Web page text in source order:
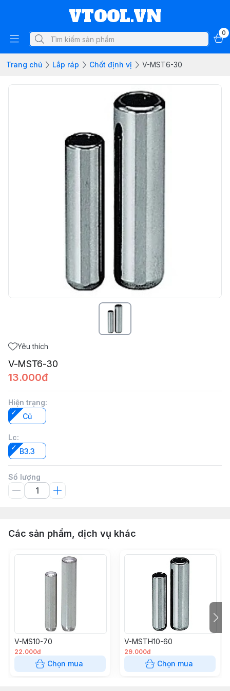
VTOOL.VN
0
Trang chủ Lắp ráp Chốt định vị V-MST6-30
Yêu thích
V-MST6-30
13.000đ
Hiện trạng:
Cũ
Lc:
B3.3
Số lượng
Các sản phẩm, dịch vụ khác
V-MS10-70
22.000đ
Chọn mua
V-MSTH10-60
29.000đ
Chọn mua